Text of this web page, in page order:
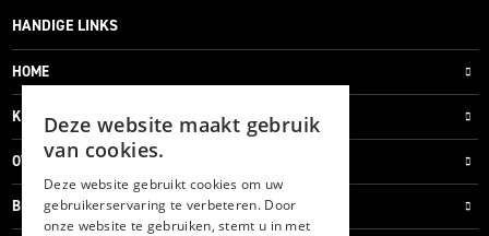
HANDIGE LINKS
HOME
KLANTENSERVICE
OVER ONS
BLOG
Deze website maakt gebruik
van cookies.
Deze website gebruikt cookies om uw
gebruikerservaring te verbeteren. Door
onze website te gebruiken, stemt u in met